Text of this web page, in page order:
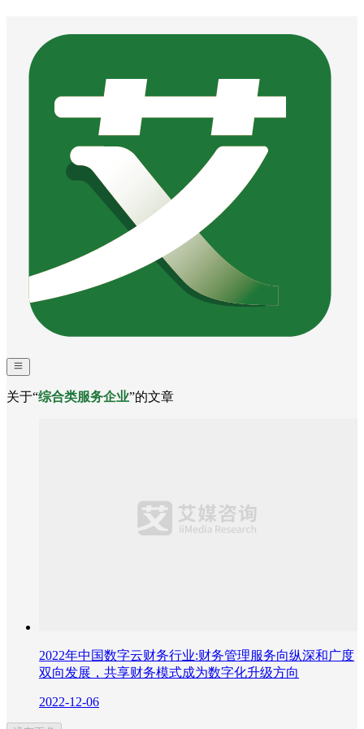
关于“综合类服务企业”的文章
2022年中国数字云财务行业:财务管理服务向纵深和广度
双向发展，共享财务模式成为数字化升级方向
2022-12-06